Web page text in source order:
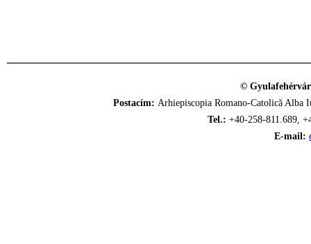
©
Postacím: Arhiepiscopia Romano-Catolică
Tel.: +40-258-811.689,
E-mail: